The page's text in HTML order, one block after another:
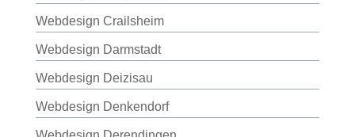
Webdesign Crailsheim
Webdesign Darmstadt
Webdesign Deizisau
Webdesign Denkendorf